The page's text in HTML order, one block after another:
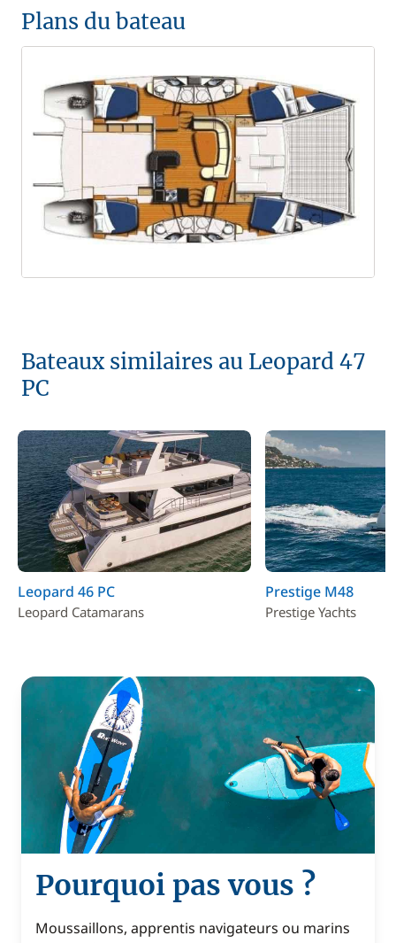
Plans du bateau
Bateaux similaires au Leopard 47
PC
Leopard 46 PC
Leopard Catamarans
Prestige M48
Prestige Yachts
Pourquoi pas vous ?
Moussaillons, apprentis navigateurs ou marins